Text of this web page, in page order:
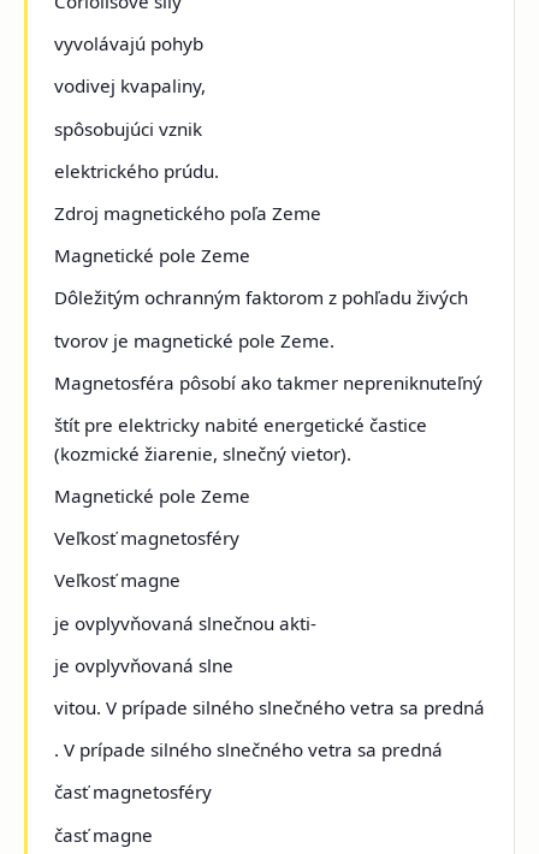
vyvolávajú pohyb
vodivej kvapaliny,
spôsobujúci vznik
elektrického prúdu.
Zdroj magnetického poľa Zeme
Magnetické pole Zeme
Dôležitým ochranným faktorom z pohľadu živých
tvorov je magnetické pole Zeme.
Magnetosféra pôsobí ako takmer nepreniknuteľný
štít pre elektricky nabité energetické častice
(kozmické žiarenie, slnečný vietor).
Magnetické pole Zeme
Veľkosť magnetosféry
Veľkosť magne
je ovplyvňovaná slnečnou akti-
je ovplyvňovaná slne
vitou. V prípade silného slnečného vetra sa predná
. V prípade silného slnečného vetra sa predná
časť magnetosféry
časť magne